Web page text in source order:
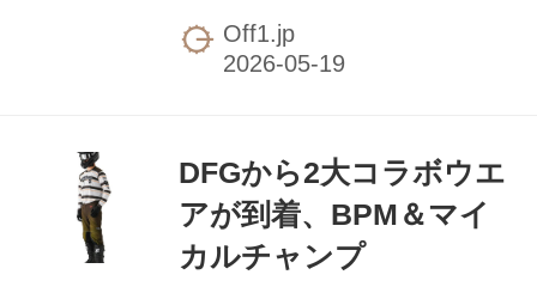
テクニクスからリリースされました。
リア側のTGR TEC-5.2はTECシリーズ
構造で、油量はエントリーグレードの
TEC-1.1比で約60%増量されています。
発熱に強くなるため、長時間のエンデ
ューロライディングでも安定したパフ
Off1.jp
DFGから2大コラボウエ
アが到着、BPM＆マイ
カルチャンプ